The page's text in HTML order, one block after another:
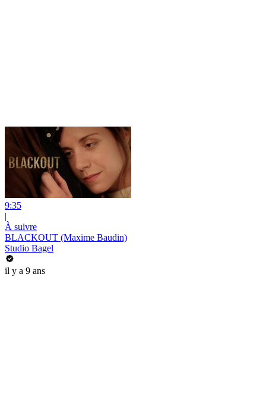
9:35
|
À suivre
BLACKOUT (Maxime Baudin)
Studio Bagel
il y a 9 ans